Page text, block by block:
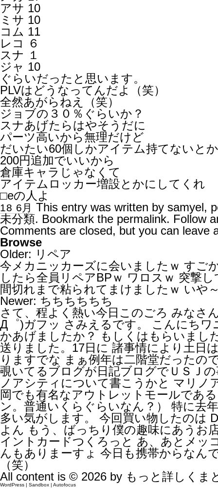
アサ 10
ミサ 10
コム 11
レコ ６
スナ １
ジャ 10
ぐらいだったと思います。
PLVはどうなってんだよ（笑）
全然あがらねえ（笑）
ジョブの３０％ぐらいか？
スナあげたらはやそうだに
パーツ高いから無理だけど
だいたい60個しかアイテム持てないと
200円追加でいいから
倉庫キャラじゃなくて
アイテムロッカー増設とかにしてくれ
□eの人よ
18 6月 This entry was written by samyel,
未分類. Bookmark the permalink. Follow
Comments are closed, but you can leave
Browse
Older: リペア
今メカニッカーズに会いましたｗ すご
したら全員リペアBPｗ ワロスｗ 突撃
間切れまで粘られてまけましたｗ いや
Newer: ちちちちちち
さて、程よく熱い今日このごろ みな
Д゜)ガフッ さみえるです。 こんにち
かあげましたか？ もしくはもらいまし
送りました。17日に 諸事情により土日
りますでな まぁ例年は二階堂だったの
覗いてるブログが日記ブログでＵＳＪ
ノアシティについて書こうかと マリノ
岡でも有名なアウトレットモールであ
ン。普通いくらぐらいなん？） 特に去
多い気がします。 今回買い物したのは
よん もう、ばっちり僕の趣味にあうお
イントカードつくろっと あ、あとメッ
んもありまーすょ 今日も携帯からなん
（笑）
All content is © 2026 by もっと詳しくま
WordPress | Sandbox | Autofocus